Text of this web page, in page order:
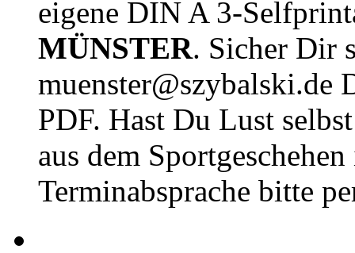
eigene DIN A 3-
MÜNSTER. Sicher Dir
muenster@szybalski.de
PDF. Hast Du Lust
aus dem
Terminabsprache bitte